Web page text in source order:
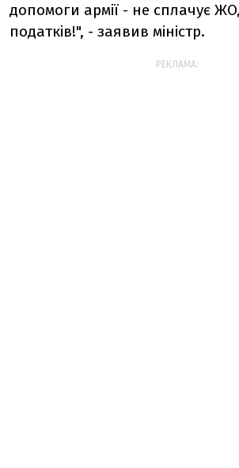
допомоги армії - не сплачує
податків!", - заявив міністр.
РЕКЛАМА: